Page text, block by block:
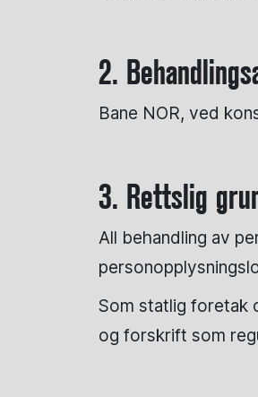
2.
Bane NOR, ved
3. Rettslig
All behandling av
Som statlig foretak
og forskrift som